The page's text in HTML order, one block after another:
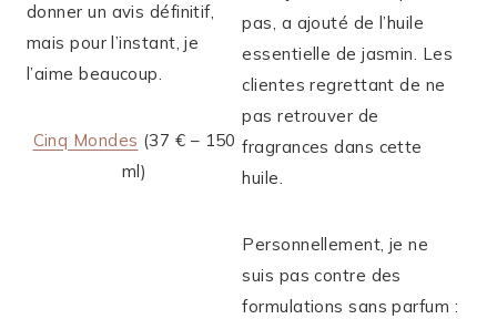
donner un avis définitif,
mais pour l’instant, je
l’aime beaucoup.
Cinq Mondes (37 € – 150
ml)
pas, a ajouté de l’huile
essentielle de jasmin. Les
clientes regrettant de ne
pas retrouver de
fragrances dans cette
huile.
Personnellement, je ne
suis pas contre des
formulations sans parfum :